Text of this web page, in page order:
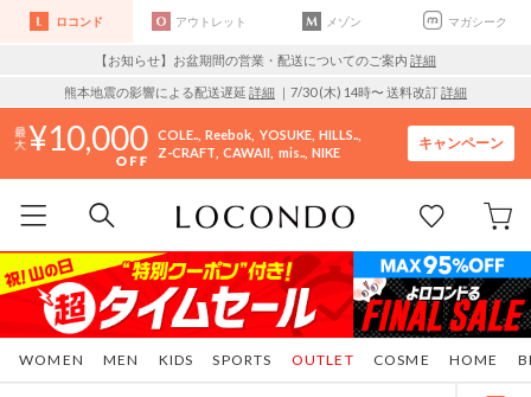
ロコンド アウトレット メゾン マガシーク
【お知らせ】お盆期間の営業・配送についてのご案内 詳細
熊本地震の影響による配送遅延 詳細 ｜7/30 (木) 14時〜 送料改訂詳細
10,000 COLE.. Reebok YOSUKE HILLS..
Z-CRAFT CAWAII mis.. NIKE
キャンペーン
WOMEN MEN KIDS SPORTS COSME HOME
OUTLET